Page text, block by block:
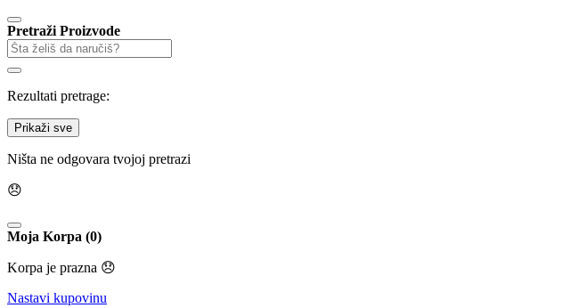
Pretraži Proizvode
Rezultati pretrage:
Prikaži sve
Ništa ne odgovara tvojoj pretrazi
😞
Moja Korpa (0)
Korpa je prazna 😞
Nastavi kupovinu